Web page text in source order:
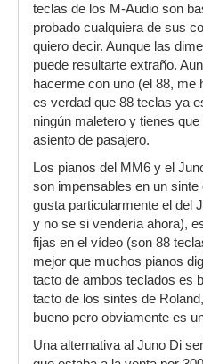
teclas de los M-Audio son
probado cualquiera de sus
quiero decir. Aunque las
puede resultarte extraño.
hacerme con uno (el 88, me
es verdad que 88 teclas ya
ningún maletero y tienes
asiento de pasajero.
Los pianos del MM6 y el
son impensables en un
gusta particularmente el del
y no se si vendería ahora),
fijas en el vídeo (son 88
mejor que muchos pianos
tacto de ambos teclados es
tacto de los sintes de
bueno pero obviamente es
Una alternativa al Juno Di